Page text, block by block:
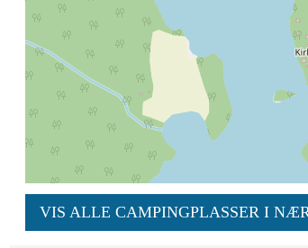
VIS ALLE CAMPINGPLASSER I